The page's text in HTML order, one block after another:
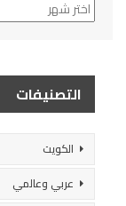
التصنيفات
الكويت
عربي وعالمي